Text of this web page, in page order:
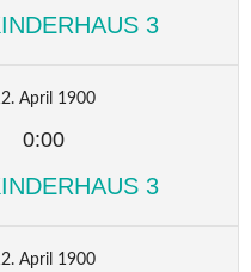
3
April 1900
0:00
3
April 1900